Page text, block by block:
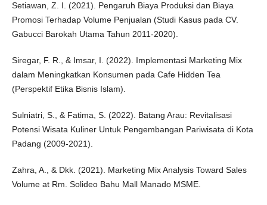
Setiawan, Z. I. (2021). Pengaruh Biaya Produksi dan Biaya
Promosi Terhadap Volume Penjualan (Studi Kasus pada CV.
Gabucci Barokah Utama Tahun 2011-2020).
Siregar, F. R., & Imsar, I. (2022). Implementasi Marketing Mix
dalam Meningkatkan Konsumen pada Cafe Hidden Tea
(Perspektif Etika Bisnis Islam).
Sulniatri, S., & Fatima, S. (2022). Batang Arau: Revitalisasi
Potensi Wisata Kuliner Untuk Pengembangan Pariwisata di Kota
Padang (2009-2021).
Zahra, A., & Dkk. (2021). Marketing Mix Analysis Toward Sales
Volume at Rm. Solideo Bahu Mall Manado MSME.